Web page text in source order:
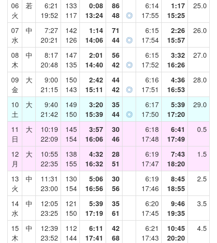
06
火
若
6:21
19:52
133
117
0:08
13:24
86
48
◎
6:14
17:55
1:17
15:25
25.0
07
水
中
7:27
20:21
142
126
1:14
14:06
71
44
◎
6:15
17:54
2:26
15:57
26.0
08
木
中
8:17
20:48
147
135
2:01
14:40
56
42
◎
6:15
17:52
3:32
16:26
27.0
09
金
大
9:00
21:15
150
143
2:42
15:11
44
42
◎
6:16
17:51
4:36
16:53
28.0
10
土
大
9:40
21:42
149
150
3:20
15:39
35
44
◎
6:17
17:50
5:39
17:20
29.0
11
日
大
10:19
22:09
145
154
3:57
16:06
30
46
6:18
17:48
6:41
17:49
0.5
12
月
大
10:55
22:35
138
155
4:32
16:32
28
51
6:19
17:47
7:43
18:20
1.5
13
火
中
11:31
23:00
130
154
5:06
16:56
30
56
6:19
17:46
8:45
18:55
2.5
14
水
中
12:05
23:25
121
150
5:39
17:19
35
61
6:20
17:45
9:46
19:35
3.5
15
木
中
12:39
23:52
112
144
6:11
17:41
42
68
6:21
17:43
10:45
20:20
4.5